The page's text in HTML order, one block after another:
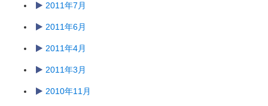
2011年7月
2011年6月
2011年4月
2011年3月
2010年11月